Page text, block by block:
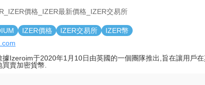
價格_IZER最新價格_IZER交易所
IZER價格 IZER交易所
IZER幣
據Izeroim于2020年1月10日由英國的一個團隊推出,旨在讓用戶
賣加密貨幣.